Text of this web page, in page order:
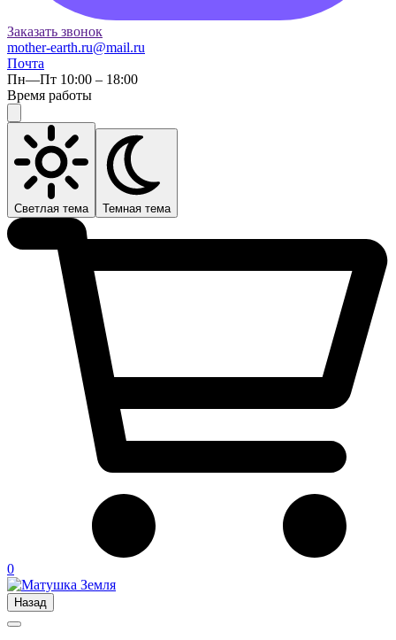
Заказать звонок
mother-earth.ru@mail.ru
Почта
Пн—Пт 10:00 – 18:00
Время работы
Светлая тема Темная тема
0
Назад